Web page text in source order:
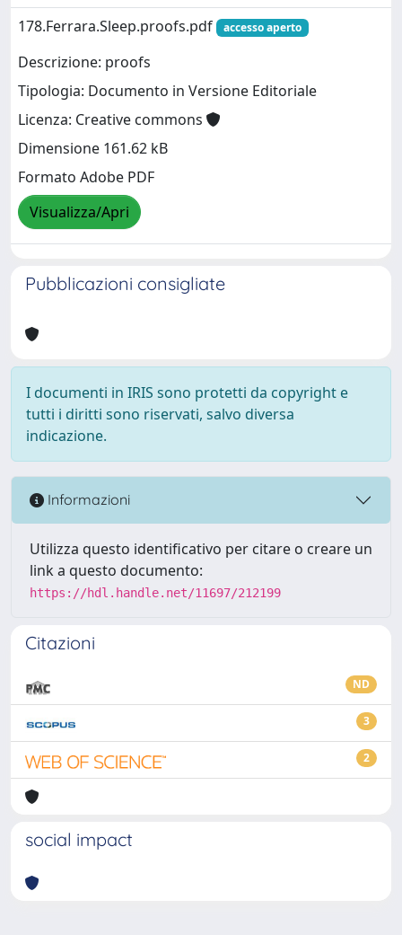
178.Ferrara.Sleep.proofs.pdf
accesso aperto
Descrizione: proofs
Tipologia: Documento in Versione Editoriale
Licenza: Creative commons
Dimensione 161.62 kB
Formato Adobe PDF
Visualizza/Apri
Pubblicazioni consigliate
I documenti in IRIS sono protetti da copyright e
tutti i diritti sono riservati, salvo diversa
indicazione.
Informazioni
Utilizza questo identificativo per citare o creare un
link a questo documento:
https://hdl.handle.net/11697/212199
Citazioni
ND
3
2
social impact